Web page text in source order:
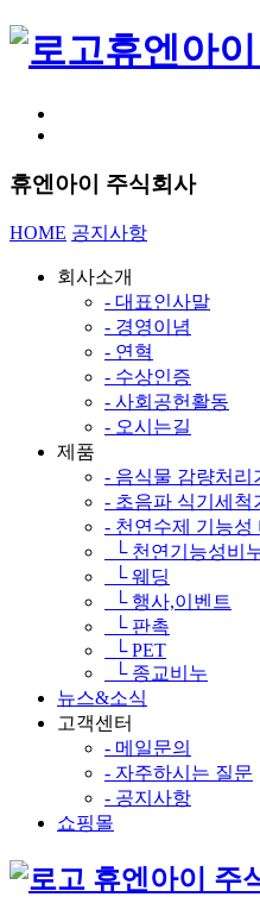
휴엔아
휴엔아이 주식회사
HOME 공지사항
회사소개
- 대표인사말
- 경영이념
- 연혁
- 수상인증
- 사회공헌활동
- 오시는길
제품
- 음식물 감량처리
- 초음파 식기세척
- 천연수제 기능성
└ 천연기능성비
└ 웨딩
└ 행사,이벤트
└ 판촉
└ PET
└ 종교비누
뉴스&소식
고객센터
- 메일문의
- 자주하시는 질문
- 공지사항
쇼핑몰
휴엔아이 주